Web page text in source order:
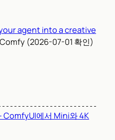
agent into a creative
(2026-07-01 확인)
ComfyUI에서 Mini와 4K